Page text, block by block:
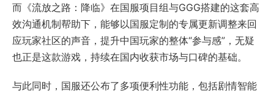
而《流放之路：降临》在国服项目组与GGG搭建的这套高
效沟通机制帮助下，能够以国服定制的专属更新调整来回
应玩家社区的声音，提升中国玩家的整体“参与感”，无疑
也正是这款游戏，持续在国内收获市场与口碑的基础。
与此同时，国服还公布了多项便利性功能，包括剧情智能